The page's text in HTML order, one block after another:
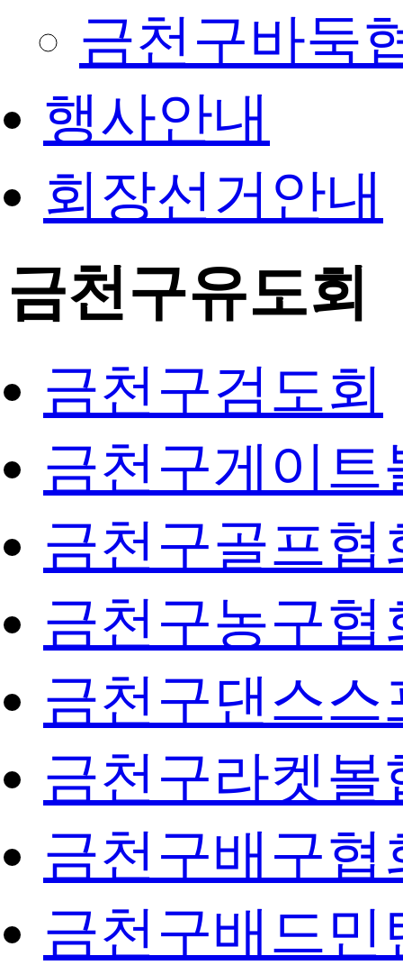
금천구바둑
행사안내
회장선거안내
금천구유도회
금천구검도회
금천구게이트
금천구골프협
금천구농구협
금천구댄스스
금천구라켓볼
금천구배구협
금천구배드민